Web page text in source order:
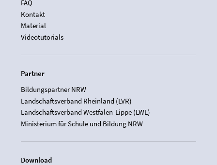
FAQ
Kontakt
Material
Videotutorials
Partner
Bildungspartner NRW
Landschaftsverband Rheinland (LVR)
Landschaftsverband Westfalen-Lippe (LWL)
Ministerium für Schule und Bildung NRW
Download